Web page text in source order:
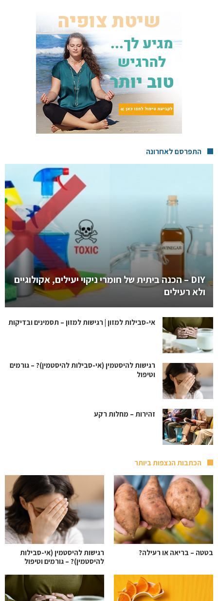
התפרסם לאחרונה
DIY – הכנה ביתית של חומרי ניקוי יעילים, אקולוגיים
ולא רעילים
אי-סבילות למזון | רגישות למזון – תסמינים ובדיקות
רגישות להיסטמין (אי-סבילות להיסטמין)? – גורמים
וטיפול
זהירות – מחלות רקע
הכתבות הנצפות ביותר
רגישות להיסטמין (אי-סבילות
להיסטמין)? – גורמים וטיפול
בטטה – בריאה או רעילה?